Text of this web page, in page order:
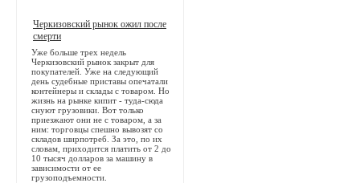
Черкизовский рынок ожил после
смерти
Уже больше трех недель
Черкизовский рынок закрыт для
покупателей. Уже на следующий
день судебные приставы опечатали
контейнеры и склады с товаром. Но
жизнь на рынке кипит - туда-сюда
снуют грузовики. Вот только
приезжают они не с товаром, а за
ним: торговцы спешно вывозят со
складов ширпотреб. За это, по их
словам, приходится платить от 2 до
10 тысяч долларов за машину в
зависимости от ее
грузоподъемности.